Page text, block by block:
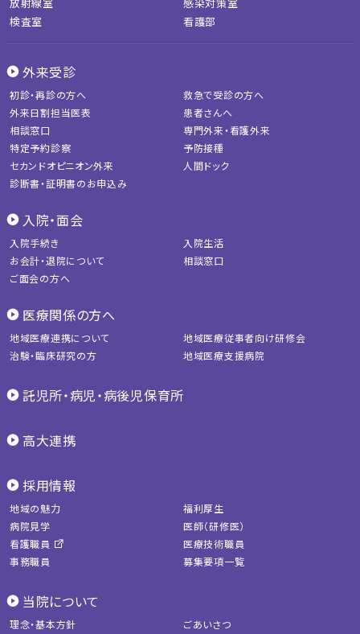
検査室
看護部
外来受診
初診・再診の方へ
救急で受診の方へ
外来日割担当医表
患者さんへ
相談窓口
専門外来・看護外来
特定予約診察
予防接種
セカンドオピニオン外来
人間ドック
診断書・証明書のお申込み
入院・面会
入院手続き
入院生活
お会計・退院について
相談窓口
ご面会の方へ
医療関係の方へ
地域医療連携について
地域医療従事者向け研修会
治験・臨床研究の方
地域医療支援病院
託児所・病児・病後児保育所
高大連携
採用情報
地域の魅力
福利厚生
病院見学
医師（研修医）
看護職員
医療技術職員
事務職員
募集要項一覧
当院について
理念・基本方針
ごあいさつ